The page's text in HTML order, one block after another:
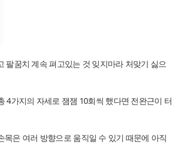
팔꿈치 계속 펴고있는 것 잊지마라 처맞기 싫으
4가지의 자세로 잼잼 10회씩 했다면 전완근이 터
목은 여러 방향으로 움직일 수 있기 때문에 아직